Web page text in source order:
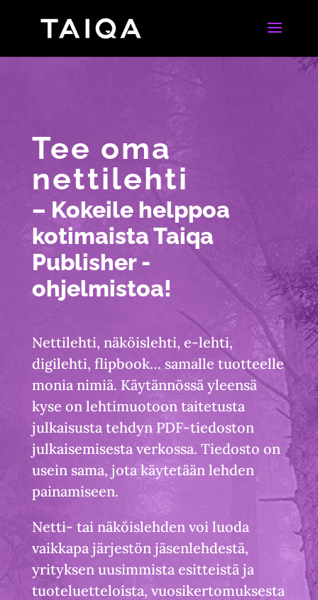
Tee oma
nettilehti
– Kokeile helppoa
kotimaistaTaiqa
Publisher -
ohjelmistoa!
Nettilehti, näköislehti, e-lehti,
digilehti, flipbook… samalle tuotteelle
monia nimiä. Käytännössä yleensä
kyse on lehtimuotoon taitetusta
julkaisusta tehdyn PDF-tiedoston
julkaisemisesta verkossa. Tiedosto on
usein sama, jota käytetään lehden
painamiseen.
Netti- tai näköislehden voi luoda
vaikkapa järjestön jäsenlehdestä,
yrityksen uusimmista esitteistä ja
tuoteluetteloista, vuosikertomuksesta